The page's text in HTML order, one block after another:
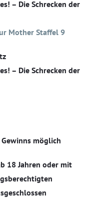
– Die Schrecken der
Mother Staffel 9
– Die Schrecken der
möglich
18 Jahren oder mit